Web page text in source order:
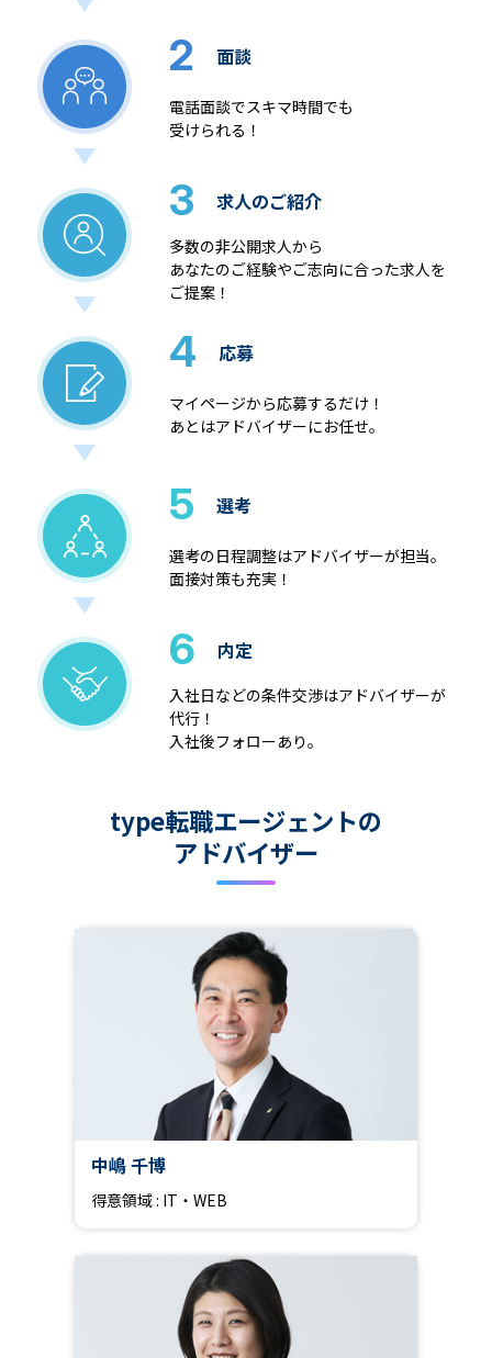
2 面談
電話面談でスキマ時間でも
受けられる！
3 求人のご紹介
多数の非公開求人から
あなたのご経験やご志向に合った求人を
ご提案！
4 応募
マイページから応募するだけ！
あとはアドバイザーにお任せ。
5 選考
選考の日程調整はアドバイザーが担当。
面接対策も充実！
6 内定
入社日などの条件交渉はアドバイザーが
代行！
入社後フォローあり。
type転職エージェントの
アドバイザー
中嶋 千博
得意領域 : IT・WEB